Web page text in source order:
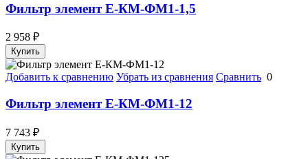
Фильтр элемент Е-КМ-ФМ1-1,5
2 958 ₽
Купить
Добавить к сравнению Убрать из сравнения Сравнить 0
Фильтр элемент Е-КМ-ФМ1-12
7 743 ₽
Купить